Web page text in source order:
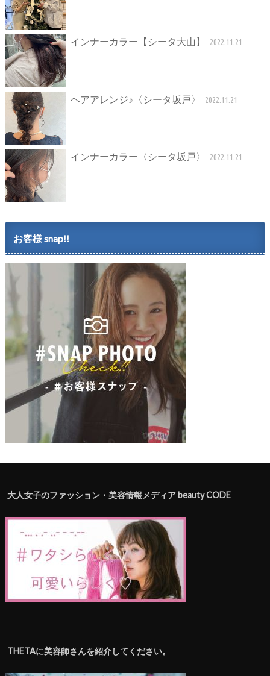
インナーカラー【シータ大山】 2022.11.21
ヘアアレンジ♪〈シータ坂戸〉 2022.11.21
インナーカラー〈シータ坂戸〉 2022.11.21
お客様 snap!!
大人女子のファッション・美容情報メディア beauty CODE
THETAに美容師さんを紹介してください。